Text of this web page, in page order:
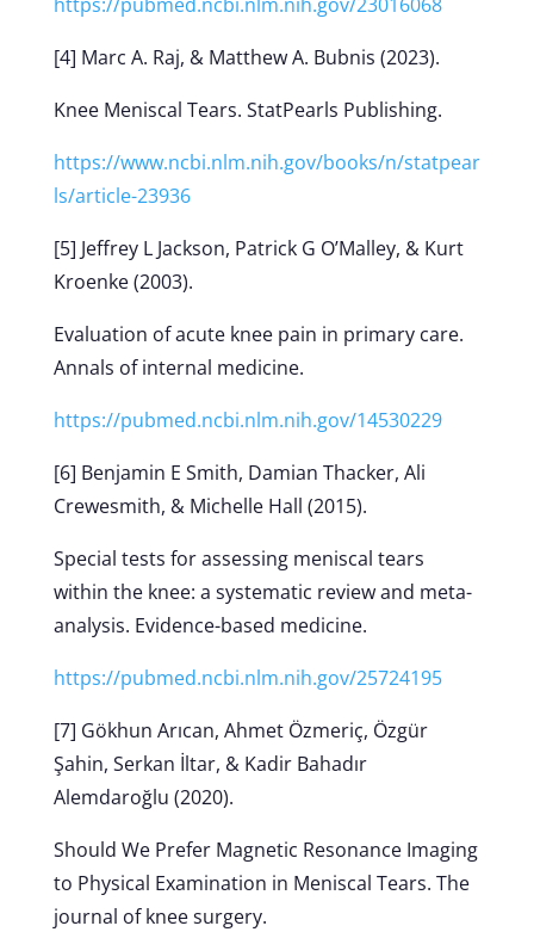
https://pubmed.ncbi.nlm.nih.gov/23016068
[4] Marc A. Raj, & Matthew A. Bubnis (2023).
Knee Meniscal Tears. StatPearls Publishing.
https://www.ncbi.nlm.nih.gov/books/n/statpear
ls/article-23936
[5] Jeffrey L Jackson, Patrick G O’Malley, & Kurt
Kroenke (2003).
Evaluation of acute knee pain in primary care.
Annals of internal medicine.
https://pubmed.ncbi.nlm.nih.gov/14530229
[6] Benjamin E Smith, Damian Thacker, Ali
Crewesmith, & Michelle Hall (2015).
Special tests for assessing meniscal tears
within the knee: a systematic review and meta-
analysis. Evidence-based medicine.
https://pubmed.ncbi.nlm.nih.gov/25724195
[7] Gökhun Arıcan, Ahmet Özmeriç, Özgür
Şahin, Serkan İltar, & Kadir Bahadır
Alemdaroğlu (2020).
Should We Prefer Magnetic Resonance Imaging
to Physical Examination in Meniscal Tears. The
journal of knee surgery.